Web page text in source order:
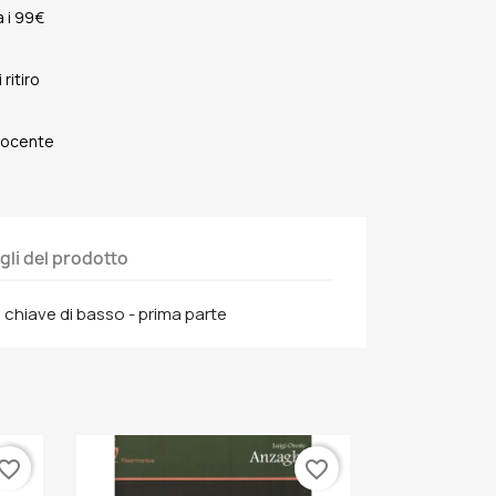
i 99€
ritiro
del prodotto
chiave di basso - prima parte
favorite_border